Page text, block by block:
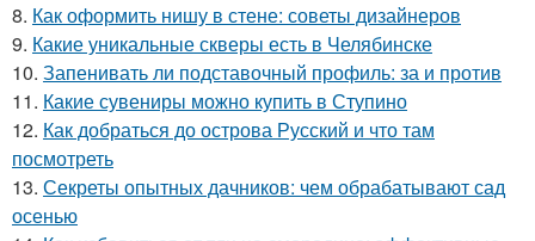
8. Как оформить нишу в стене: советы дизайнеров
9. Какие уникальные скверы есть в Челябинске
10. Запенивать ли подставочный профиль: за и против
11. Какие сувениры можно купить в Ступино
12. Как добраться до острова Русский и что там
посмотреть
13. Секреты опытных дачников: чем обрабатывают сад
осенью